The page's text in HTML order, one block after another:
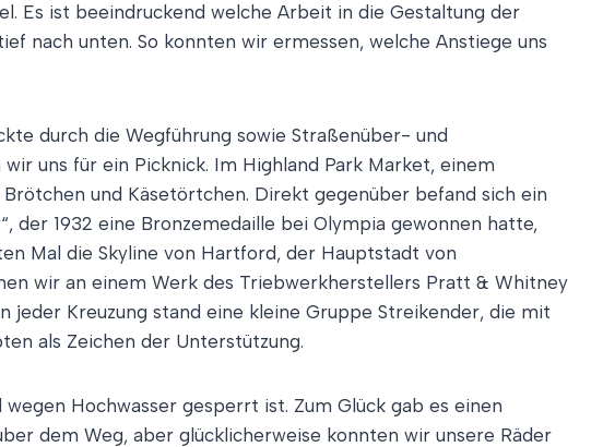
Es ist beeindruckend welche Arbeit in die Gestaltung der
nach unten. So konnten wir ermessen, welche Anstiege uns
durch die Wegführung sowie Straßenüber- und
uns für ein Picknick. Im Highland Park Market, einem
und Käsetörtchen. Direkt gegenüber befand sich ein
der 1932 eine Bronzemedaille bei Olympia gewonnen hatte,
Mal die Skyline von Hartford, der Hauptstadt von
wir an einem Werk des Triebwerkherstellers Pratt & Whitney
Kreuzung stand eine kleine Gruppe Streikender, die mit
als Zeichen der Unterstützung.
Hochwasser gesperrt ist. Zum Glück gab es einen
dem Weg, aber glücklicherweise konnten wir unsere Räder